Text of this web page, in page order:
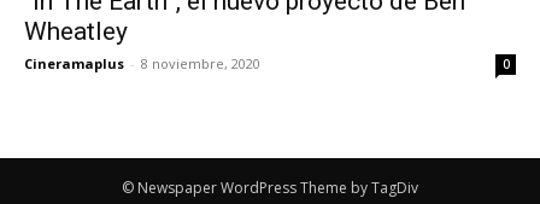
Wheatley
Cineramaplus - 8 noviembre, 2020 0
© Newspaper WordPress Theme by TagDiv